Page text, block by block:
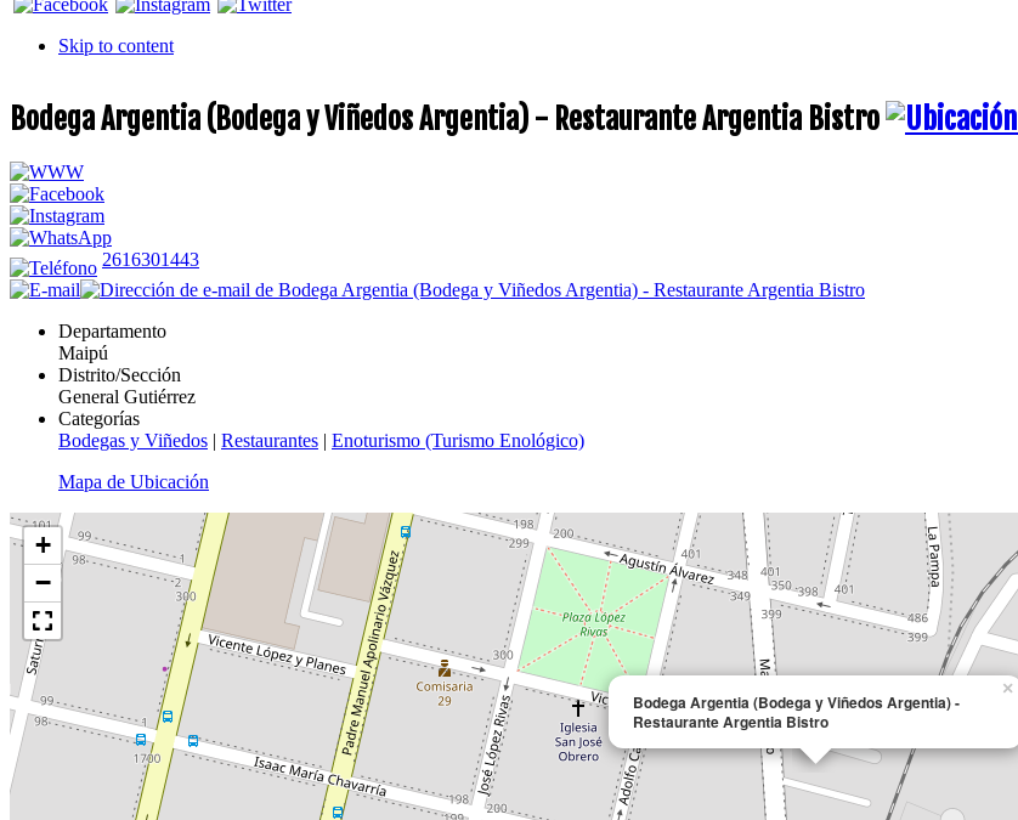
Skip to content
Bodega Argentia (Bodega y Viñedos Argentia) - Restaurante Argentia Bistro
2616301443
Departamento
Maipú
Distrito/Sección
General Gutiérrez
Categorías
Bodegas y Viñedos | Restaurantes | Enoturismo (Turismo Enológico)
Mapa de Ubicación
Bodega Argentia (Bodega y Viñedos Argentia) -
Restaurante Argentia Bistro
×
+
−